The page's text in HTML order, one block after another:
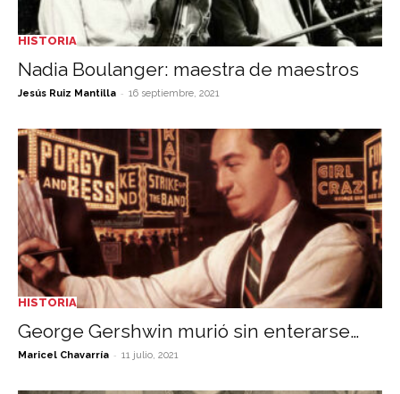
HISTORIA
Nadia Boulanger: maestra de maestros
Jesús Ruiz Mantilla - 16 septiembre, 2021
HISTORIA
George Gershwin murió sin enterarse…
Maricel Chavarría - 11 julio, 2021